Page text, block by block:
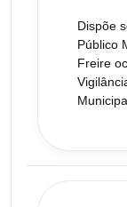
Dispõe
Público
Freire